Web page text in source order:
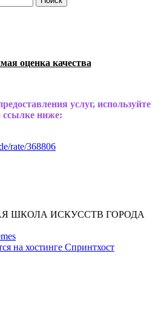
оценка качества
услуг, используйте
ссылке ниже:
rate/368806
ШКОЛА ИСКУССТВ ГОРОДА
на хостинге Спринтхост